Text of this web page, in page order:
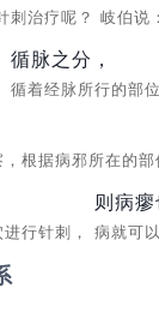
刺治疗呢？ 岐伯说
循脉之分，
循着经脉所行的部
根据病邪所在的部
行针刺，
则病瘳
病就可